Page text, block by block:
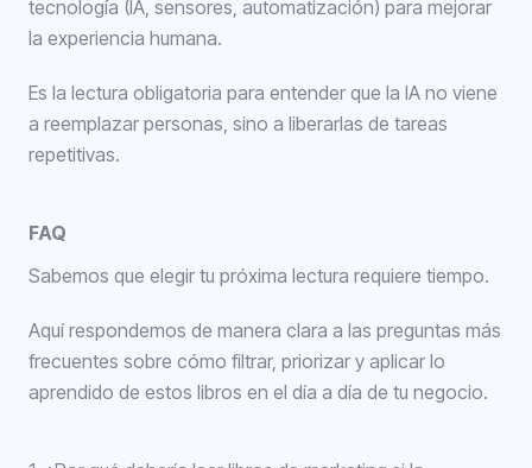
tecnología (IA, sensores, automatización) para mejorar
la experiencia humana.
Es la lectura obligatoria para entender que la IA no viene
a reemplazar personas, sino a liberarlas de tareas
repetitivas.
FAQ
Sabemos que elegir tu próxima lectura requiere tiempo.
Aquí respondemos de manera clara a las preguntas más
frecuentes sobre cómo filtrar, priorizar y aplicar lo
aprendido de estos libros en el día a día de tu negocio.